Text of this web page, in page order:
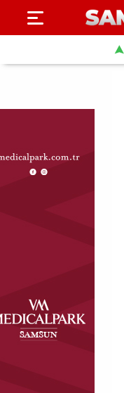
SAYFA
HABER
DÜNYA
MAGAZİN